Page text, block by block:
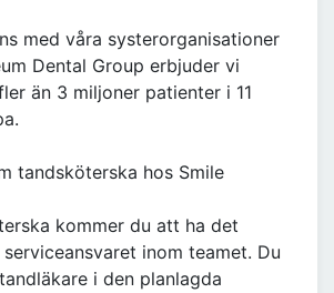
med våra systerorganisationer
Dental Group erbjuder vi
än 3 miljoner patienter i 11
tandsköterska hos Smile
kommer du att ha det
inom teamet. Du
i den planlagda